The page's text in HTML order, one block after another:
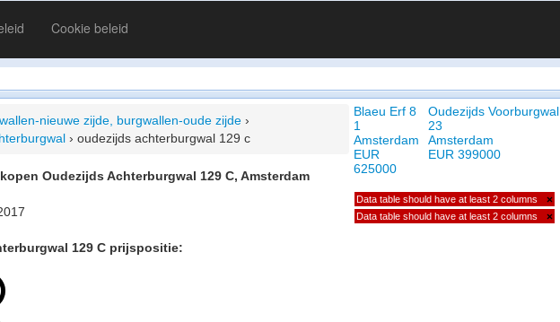
Cookie beleid
nieuwe zijde, burgwallen-oude zijde ›
› oudezijds achterburgwal 129 c
Oudezijds Achterburgwal 129 C, Amsterdam
129 C prijspositie:
Blaeu Erf 8
1
Amsterdam
EUR
625000
Oudezijds Voorburgwal
23
Amsterdam
EUR 399000
Data table should have at least 2 columns ×
Data table should have at least 2 columns ×